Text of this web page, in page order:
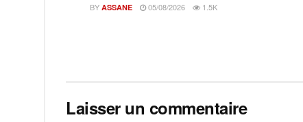
BY ASSANE 05/08/2026 1.5K
Laisser un commentaire